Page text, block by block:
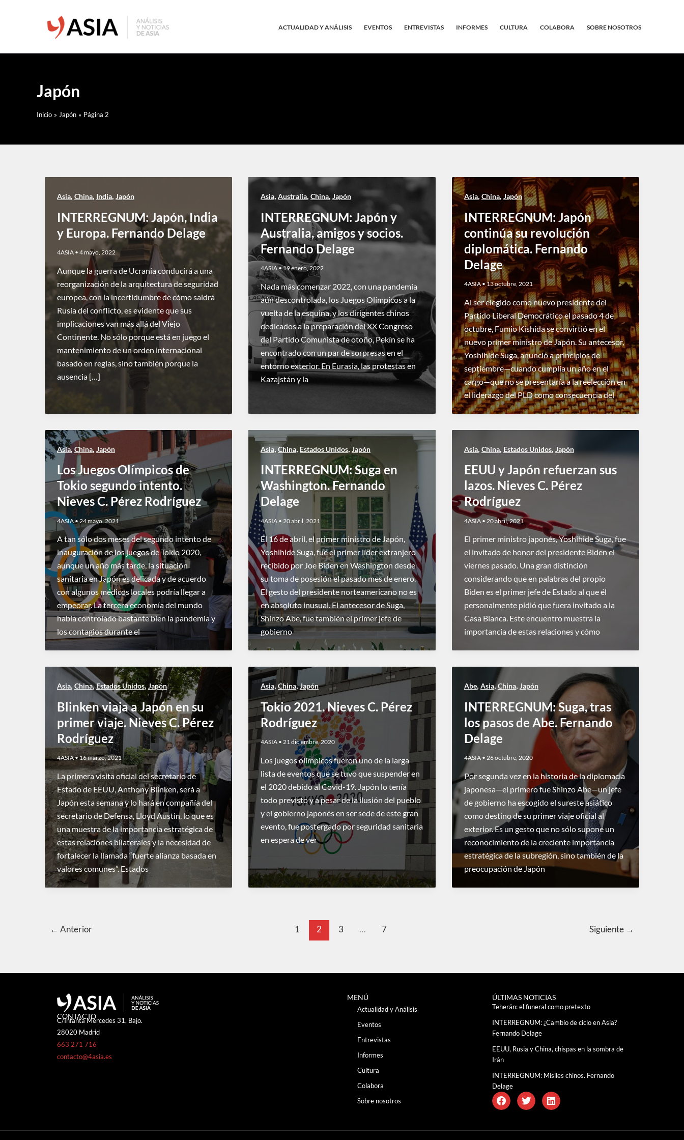
ACTUALIDAD Y ANÁLISIS EVENTOS ENTREVISTAS INFORMES CULTURA COLABORA SOBRE NOSOTROS
Japón
Inicio Japón Página 2
Asia, China, India, Japón
INTERREGNUM: Japón, India
y Europa. Fernando Delage
4ASIA • 4 mayo, 2022
Aunque la guerra de Ucrania conducirá a una
reorganización de la arquitectura de seguridad
europea, con la incertidumbre de cómo saldrá
Rusia del conflicto, es evidente que sus
implicaciones van más allá del Viejo
Continente. No sólo porque está en juego el
mantenimiento de un orden internacional
basado en reglas, sino también porque la
ausencia […]
Asia, Australia, China, Japón
INTERREGNUM: Japón y
Australia, amigos y socios.
Fernando Delage
4ASIA•19 enero, 2022
Nada más comenzar 2022, con una pandemia
aún descontrolada, los Juegos Olímpicos a la
vuelta de la esquina, y los dirigentes chinos
dedicados a la preparación del XX Congreso
del Partido Comunista de otoño, Pekín se ha
encontrado con un par de sorpresas en el
entorno exterior. En Eurasia, las protestas en
Kazajstán y la
Asia, China, Japón
INTERREGNUM: Japón
continúa su revolución
diplomática. Fernando
Delage
4ASIA•13 octubre, 2021
Al ser elegido como nuevo presidente del
Partido Liberal Democrático el pasado 4 de
octubre, Fumio Kishida se convirtió en el
nuevo primer ministro de Japón. Su antecesor,
Yoshihide Suga, anunció a principios de
septiembre—cuando cumplía un año en el
cargo—que no se presentaría a la reelección en
el liderazgo del PLD como consecuencia del
Asia, China Japón
Los Juegos Olímpicos de
Tokio segundo intento.
Nieves C. Pérez Rodríguez
4ASIA•24 mayo, 2021
A tan sólo dos meses del segundo intento de
inauguración de los juegos de Tokio 2020,
aunque un año más tarde, la situación
sanitaria en Japón es delicada y de acuerdo
con algunos médicos locales podría llegar a
empeorar. La tercera economía del mundo
había controlado bastante bien la pandemia y
los contagios durante el
Asia, China, Estados Unidos, Japón
INTERREGNUM: Suga en
Washington. Fernando
Delage
4ASIA • 20 abril, 2021
El 16 de abril, el primer ministro de Japón,
Yoshihide Suga, fue el primer líder extranjero
recibido por Joe Biden en Washington desde
su toma de posesión el pasado mes de enero.
El gesto del presidente norteamericano no es
en absoluto inusual. El antecesor de Suga,
Shinzo Abe, fue también el primer jefe de
gobierno
Asia, China, Estados Unidos, Japón
EEUU y Japón refuerzan sus
lazos. Nieves C. Pérez
Rodríguez
4ASIA • 20 abril, 2021
El primer ministro japonés, Yoshihide Suga, fue
el invitado de honor del presidente Biden el
viernes pasado. Una gran distinción
considerando que en palabras del propio
Biden es el primer jefe de Estado al que él
personalmente pidió que fuera invitado a la
Casa Blanca. Este encuentro muestra la
importancia de estas relaciones y cómo
Asia, China,Estados Unidos, Japón
Blinken viaja a Japón en su
primer viaje. Nieves C. Pérez
Rodríguez
4ASIA•16 marzo, 2021
La primera visita oficial del secretario de
Estado de EEUU, Anthony Blinken, será a
Japón esta semana y lo hará en compañía del
secretario de Defensa, Lloyd Austin, lo que es
una muestra de la importancia estratégica de
estas relaciones bilaterales y la necesidad de
fortalecer la llamada “fuerte alianza basada en
valores comunes”. Estados
Asia, China,Japón
Tokio 2021. Nieves C. Pérez
Rodríguez
4ASIA • 21 diciembre, 2020
Los juegos olímpicos fueron uno de la larga
lista de eventos que se tuvo que suspender en
el 2020 debido al Covid-19. Japón lo tenía
todo previsto y a pesar de la ilusión del pueblo
y el gobierno japonés en ser sede de este gran
evento, fue postergado por seguridad sanitaria
en espera de ver
Abe, Asia,China, Japón
INTERREGNUM: Suga, tras
los pasos de Abe. Fernando
Delage
4ASIA • 26 octubre, 2020
Por segunda vez en la historia de la diplomacia
japonesa—el primero fue Shinzo Abe—un jefe
de gobierno ha escogido el sureste asiático
como destino de su primer viaje oficial al
exterior. Es un gesto que no sólo supone un
reconocimiento de la creciente importancia
estratégica de la subregión, sino también de la
preocupación de Japón
← Anterior 1 2 3 … 7 Siguiente →
CONTACTO
C/Infanta Mercedes 31, Bajo.
28020 Madrid
663 271 716
contacto@4asia.es
MENÚ
Actualidad y Análisis
Eventos
Entrevistas
Informes
Cultura
Colabora
Sobre nosotros
ÚLTIMAS NOTICIAS
Teherán: el funeral como pretexto
INTERREGNUM: ¿Cambio de ciclo en Asia?
Fernando Delage
EEUU, Rusia y China, chispas en la sombra de
Irán
INTERREGNUM: Misiles chinos. Fernando
Delage